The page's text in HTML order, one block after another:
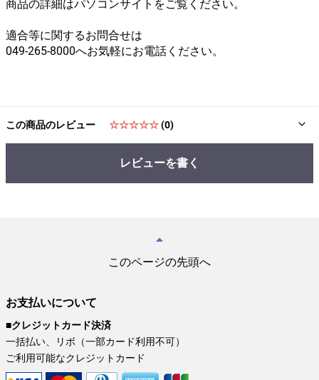
商品の詳細はパソコンサイトをご覧ください。
適合等に関するお問合せは
049-265-8000へお気軽にお電話ください。
この商品のレビュー ☆☆☆☆☆(0)
レビューを書く
このページの先頭へ
お支払いについて
■クレジットカード決済
一括払い、リボ（一部カード利用不可）
ご利用可能なクレジットカード